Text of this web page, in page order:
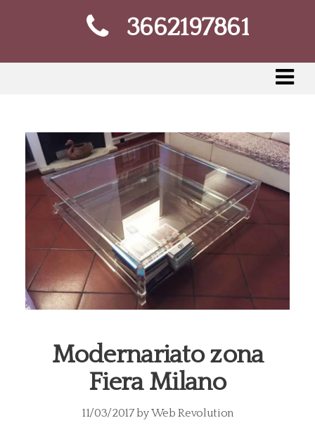
3662197861
Modernariato zona
Fiera Milano
11/03/2017byWeb Revolution